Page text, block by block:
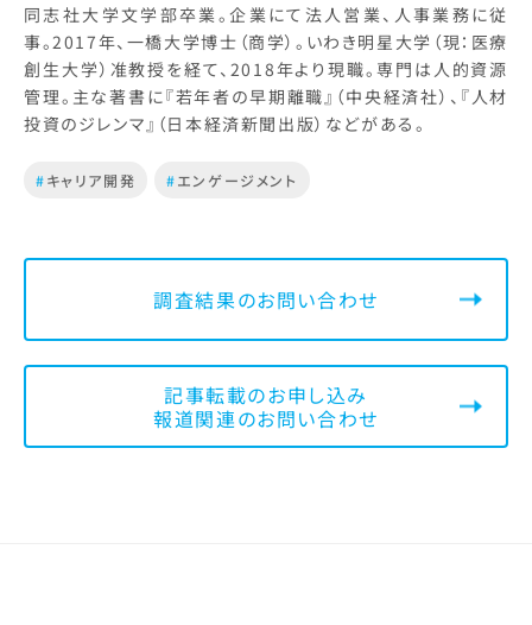
同志社大学文学部卒業。企業にて法人営業、人事業務に従
事。2017年、一橋大学博士（商学）。いわき明星大学（現：医療
創生大学）准教授を経て、2018年より現職。専門は人的資源
管理。主な著書に『若年者の早期離職』（中央経済社）、『人材
投資のジレンマ』（日本経済新聞出版）などがある。
#キャリア開発 #エンゲージメント
調査結果のお問い合わせ
記事転載のお申し込み
報道関連のお問い合わせ